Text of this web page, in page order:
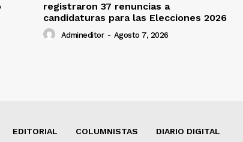
registraron 37 renuncias a
candidaturas para las Elecciones 2026
Admineditor - Agosto 7, 2026
EDITORIAL COLUMNISTAS DIARIO DIGITAL